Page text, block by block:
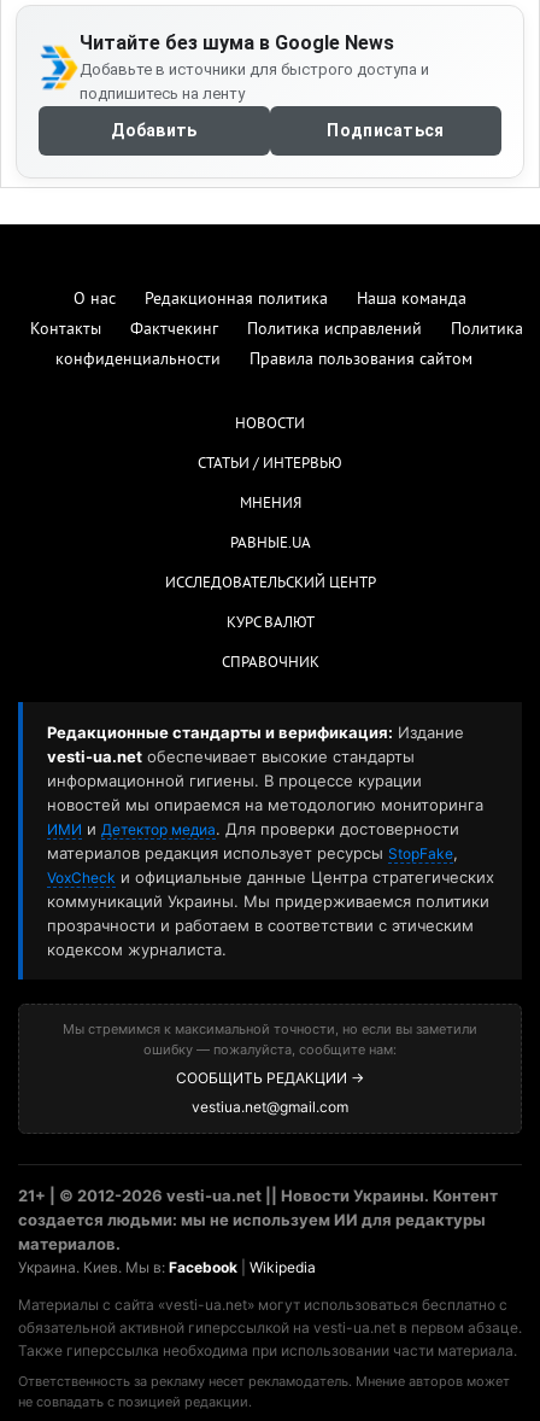
Читайте без шума в Google News
Добавьте в источники для быстрого доступа и
подпишитесь на ленту
Добавить Подписаться
О нас Редакционная политика
Наша команда
Контакты
Фактчекинг Политика исправлений
Политика
конфиденциальности
Правила пользования сайтом
НОВОСТИ
СТАТЬИ / ИНТЕРВЬЮ
МНЕНИЯ
РАВНЫЕ.UA
ИССЛЕДОВАТЕЛЬСКИЙ ЦЕНТР
КУРС ВАЛЮТ
СПРАВОЧНИК
Редакционные стандарты и верификация: Издание
vesti-ua.net обеспечивает высокие стандарты
информационной гигиены. В процессе курации
новостей мы опираемся на методологию мониторинга
ИМИ и Детектор медиа. Для проверки достоверности
материалов редакция использует ресурсы StopFake,
VoxCheck и официальные данные Центра стратегических
коммуникаций Украины. Мы придерживаемся политики
прозрачности и работаем в соответствии с этическим
кодексом журналиста.
Мы стремимся к максимальной точности, но если вы заметили
ошибку — пожалуйста, сообщите нам:
СООБЩИТЬ РЕДАКЦИИ →
vestiua.net@gmail.com
21+ | © 2012-2026 vesti-ua.net || Новости Украины. Контент
создается людьми: мы не используем ИИ для редактуры
материалов.
Украина. Киев. Мы в: Facebook Wikipedia
Материалы с сайта «vesti-ua.net» могут использоваться бесплатно с
обязательной активной гиперссылкой на vesti-ua.net в первом абзаце.
Также гиперссылка необходима при использовании части материала.
Ответственность за рекламу несет рекламодатель. Мнение авторов может
не совпадать с позицией редакции.